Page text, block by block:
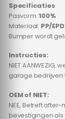
Specificaties
Pasvorm:100%
Materiaal: PP/
Bumper wordt
Instructies:
NIET AANWEZIG,
garage bedrijven
OEM of NIET:
NEE, Betreft
bevestigingen als